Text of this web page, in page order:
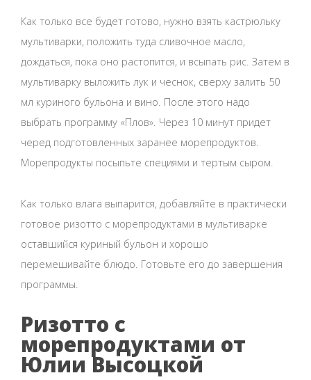
Как только все будет готово, нужно взять кастрюльку
мультиварки, положить туда сливочное масло,
дождаться, пока оно растопится, и всыпать рис. Затем в
мультиварку выложить лук и чеснок, сверху залить 50
мл куриного бульона и вино. После этого надо
выбрать программу «Плов». Через 10 минут придет
черед подготовленных заранее морепродуктов.
Морепродукты посыпьте специями и тертым сыром.
Как только влага выпарится, добавляйте в практически
готовое ризотто с морепродуктами в мультиварке
оставшийся куриный бульон и хорошо
перемешивайте блюдо. Готовьте его до завершения
программы.
Ризотто с
морепродуктами от
Юлии Высоцкой